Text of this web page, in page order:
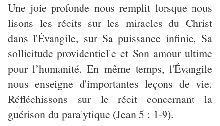
Une joie profonde nous remplit lorsque nous
lisons les récits sur les miracles du Christ
dans l'Évangile, sur Sa puissance infinie, Sa
sollicitude providentielle et Son amour ultime
pour l’humanité. En même temps, l'Évangile
nous enseigne d'importantes leçons de vie.
Réfléchissons sur le récit concernant la
guérison du paralytique (Jean 5 : 1-9).